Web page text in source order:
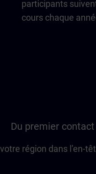
participants
cours chaque
Du premier
région dans l’en-